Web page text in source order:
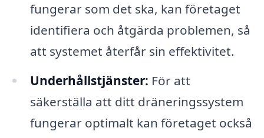
fungerar som det ska, kan företaget
identifiera och åtgärda problemen, så
att systemet återfår sin effektivitet.
Underhållstjänster: För att
säkerställa att ditt dräneringssystem
fungerar optimalt kan företaget också